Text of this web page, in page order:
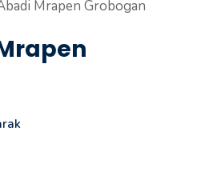
Mrapen Grobogan